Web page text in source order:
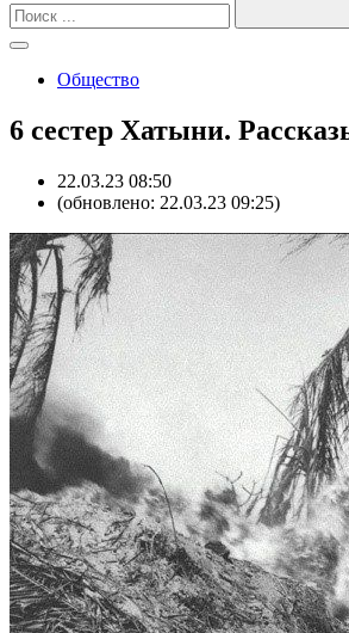
Общество
6 сестер Хатыни.
22.03.23 08:50
(обновлено: 22.03.23 09:25)